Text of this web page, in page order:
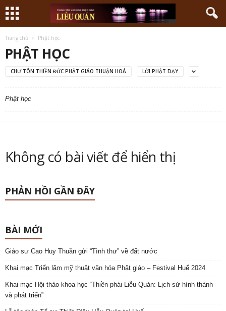
Trang chủ Phật học
PHẬT HỌC
CHƯ TÔN THIỀN ĐỨC PHẬT GIÁO THUẬN HOÁ LỜI PHẬT DẠY
Phật học
Không có bài viết để hiển thị
PHẢN HỒI GẦN ĐÂY
BÀI MỚI
Giáo sư Cao Huy Thuần gửi “Tình thư” về đất nước
Khai mạc Triển lãm mỹ thuật văn hóa Phật giáo – Festival Huế 2024
Khai mạc Hội thảo khoa học “Thiền phái Liễu Quán: Lịch sử hình thành
và phát triển”